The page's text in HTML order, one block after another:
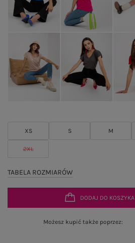
XS S M
2XL
TABELA ROZMIARÓW
DODAJ DO KOSZYKA
Możesz kupić także poprzez: